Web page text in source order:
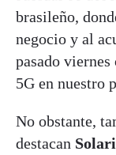
brasileño,
negocio y al
pasado
5G en nuestro
No obstante,
destacan